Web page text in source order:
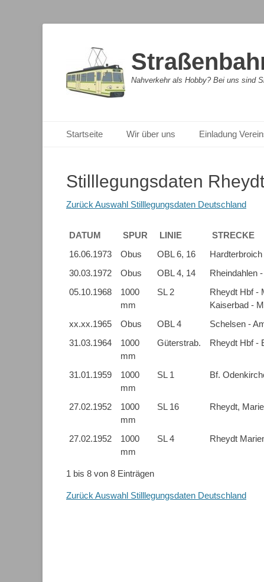
Nahverkehr als Hobby? Bei uns sind
Primäres Menü
Inhalt
Startseite Wir über uns Einladung
Stilllegungsdaten Rheydt
Zurück Auswahl Stilllegungsdaten Deutschland
DATUM SPUR LINIE
STRECKE
DATUM
SPUR LINIE STRECKE
16.06.1973 Obus OBL 6, 16
30.03.1972
Obus OBL 4, 14
Rheindahlen
05.10.1968
1000
mm
SL 2
Rheydt Hbf -
Kaiserbad -
xx.xx.1965
Obus OBL 4
Schelsen -
31.03.1964
1000
mm
Güterstrab. Rheydt Hbf -
31.01.1959
1000
mm
SL 1 Bf.
27.02.1952
1000
mm
SL 16 Rheydt,
27.02.1952
1000
mm
SL 4 Rheydt
1 bis 8 von 8 Einträgen
Zurück Auswahl Stilllegungsdaten Deutschland